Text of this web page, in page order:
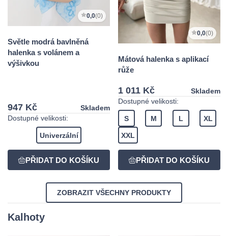
0,0(0)
Světle modrá bavlněná
halenka s volánem a
výšivkou
947 Kč
Skladem
Dostupné velikosti:
Univerzální
0,0(0)
Mátová halenka s aplikací
růže
1 011 Kč
Skladem
Dostupné velikosti:
S M L XL
XXL
ZOBRAZIT VŠECHNY PRODUKTY
Kalhoty